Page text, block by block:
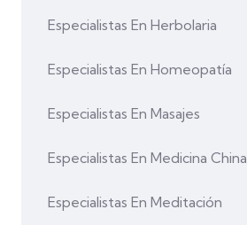
Especialistas En Herbolaria
Especialistas En Homeopatía
Especialistas En Masajes
Especialistas En Medicina China
Especialistas En Meditación